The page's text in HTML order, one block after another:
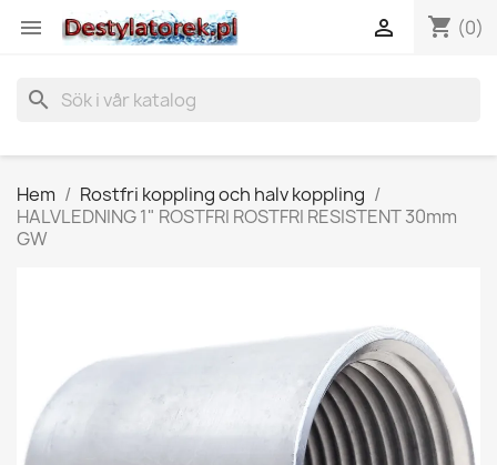
 shopping_cart (0)

search
Hem
Rostfri koppling och halv koppling
HALVLEDNING 1" ROSTFRI ROSTFRI RESISTENT 30mm
GW